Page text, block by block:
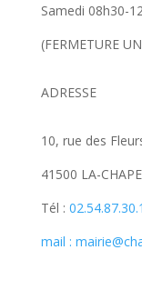
Samedi 08h30-
(FERMETURE
ADRESSE
10, rue des
41500 LA-
Tél :
mail :